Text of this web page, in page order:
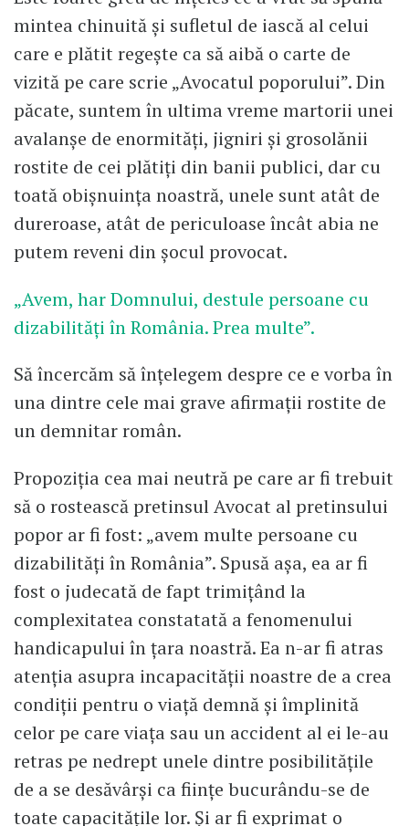
mintea chinuită și sufletul de iască al celui
care e plătit regește ca să aibă o carte de
vizită pe care scrie „Avocatul poporului”. Din
păcate, suntem în ultima vreme martorii unei
avalanșe de enormități, jigniri și grosolănii
rostite de cei plătiți din banii publici, dar cu
toată obișnuința noastră, unele sunt atât de
dureroase, atât de periculoase încât abia ne
putem reveni din șocul provocat.
„Avem, har Domnului, destule persoane cu
dizabilități în România. Prea multe”.
Să încercăm să înțelegem despre ce e vorba în
una dintre cele mai grave afirmații rostite de
un demnitar român.
Propoziția cea mai neutră pe care ar fi trebuit
să o rostească pretinsul Avocat al pretinsului
popor ar fi fost: „avem multe persoane cu
dizabilități în România”. Spusă așa, ea ar fi
fost o judecată de fapt trimițând la
complexitatea constatată a fenomenului
handicapului în țara noastră. Ea n-ar fi atras
atenția asupra incapacității noastre de a crea
condiții pentru o viață demnă și împlinită
celor pe care viața sau un accident al ei le-au
retras pe nedrept unele dintre posibilitățile
de a se desăvârși ca ființe bucurându-se de
toate capacitățile lor. Şi ar fi exprimat o